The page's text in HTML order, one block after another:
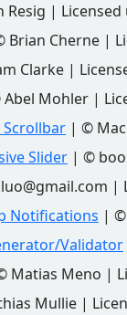
Resig |
Brian Cherne |
Clarke |
Mohler |
| ©
Slider | ©
|
Notifications | ©
Validator
Matias Meno |
Mullie |